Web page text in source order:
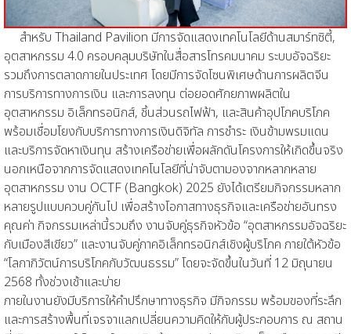
สำหรับ Thailand Pavilion มีการจัดแสดงเทคโนโลยีด้านสมาร์ทซิตี้,
อุตสาหกรรม 4.0 ครอบคลุมบริษัทในสื่อสารโทรคมนาคม ระบบอัจฉริยะ
รวมถึงการตลาดภายในประเทศ โดยมีการจัดโซนพิเศษด้านการผลิตจีน
การบริการทางการเงิน และการลงทุน ต่อยอดศักยภาพผลิตใน
อุตสาหกรรม อิเล็กทรอนิกส์, ชิ้นส่วนรถไฟฟ้า, และสินค้าอุปโภคบริโภค
พร้อมเชื่อมโยงกับบริการทางการเงินดิจิทัล การชำระ เงินข้ามพรมแดน
และบริการจัดหาเงินทุน สร้างเครือข่ายเพื่อผลักดันโครงการให้เกิดขึ้นจริง
นอกเหนือจากการจัดแสดงเทคโนโลยีที่น่าจับตามองจากหลากหลาย
อุตสาหกรรม งาน OCTF (Bangkok) 2025 ยังได้เตรียมกิจกรรมหลาก
หลายรูปแบบควบคู่กันไป เพื่อสร้างโอกาสทางธุรกิจและเครือข่ายอันทรง
คุณค่า กิจกรรมเหล่านี้รวมถึง งานจับคู่ธุรกิจหัวข้อ “อุตสาหกรรมอัจฉริยะ
กับเมืองสีเขียว” และงานจับคู่ภาคอิเล็กทรอนิกส์เชิงผู้บริโภค ภายใต้หัวข้อ
“โลกาภิวัตน์การบริโภคกับวัฒนธรรม” โดยจะจัดขึ้นในวันที่ 12 มิถุนายน
2568 ทั้งช่วงเช้าและบ่าย
ภายในงานยังมีบริการให้คำปรึกษาทางธุรกิจ มีกิจกรรม พร้อมของที่ระลึก
และการสร้างพื้นที่เจรจาแลกเปลี่ยนความคิดให้กับผู้ประกอบการ ณ สถาน